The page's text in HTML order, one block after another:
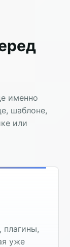
именно
шаблоне,
или
уже